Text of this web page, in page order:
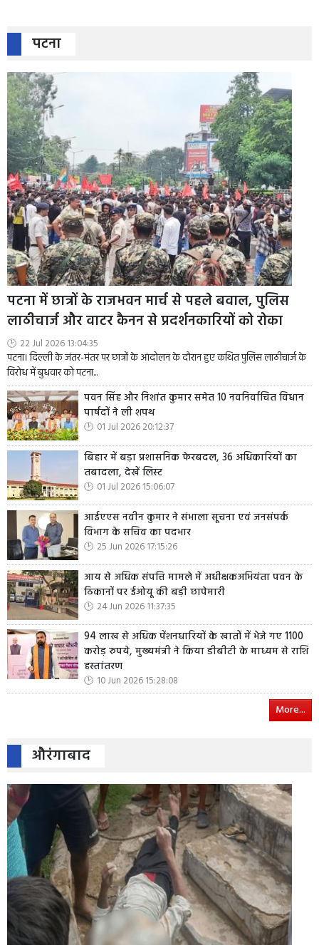
पटना
पटना में छात्रों के राजभवन मार्च से पहले बवाल, पुलिस
लाठीचार्ज और वाटर कैनन से प्रदर्शनकारियों को रोका
22 Jul 2026 13:04:35
पटना। दिल्ली के जंतर-मंतर पर छात्रों के आंदोलन के दौरान हुए कथित पुलिस लाठीचार्ज के
विरोध में बुधवार को पटना...
पवन सिंह और निशांत कुमार समेत 10 नवनिर्वाचित विधान
पार्षदों ने ली शपथ
01 Jul 2026 20:12:37
बिहार में बड़ा प्रशासनिक फेरबदल, 36 अधिकारियों का
तबादला, देखें लिस्ट
01 Jul 2026 15:06:07
आईएएस नवीन कुमार ने संभाला सूचना एवं जनसंपर्क
विभाग के सचिव का पदभार
25 Jun 2026 17:15:26
आय से अधिक संपत्ति मामले में अधीक्षकअभियंता पवन के
ठिकानों पर ईओयू की बड़ी छापेमारी
24 Jun 2026 11:37:35
94 लाख से अधिक पेंशनधारियों के खातों में भेजे गए 1100
करोड़ रुपये, मुख्यमंत्री ने किया डीबीटी के माध्यम से राशि
हस्तांतरण
10 Jun 2026 15:28:08
More...
औरंगाबाद